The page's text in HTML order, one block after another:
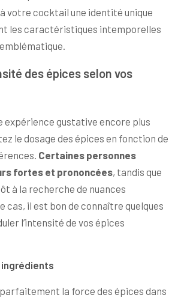
à votre cocktail une identité unique
les caractéristiques intemporelles
des épices selon vos
expérience gustative encore plus
le dosage des épices en fonction de
Certaines personnes
fortes et prononcées, tandis que
à la recherche de nuances
cas, il est bon de connaître quelques
l’intensité de vos épices
ingrédients
la force des épices dans